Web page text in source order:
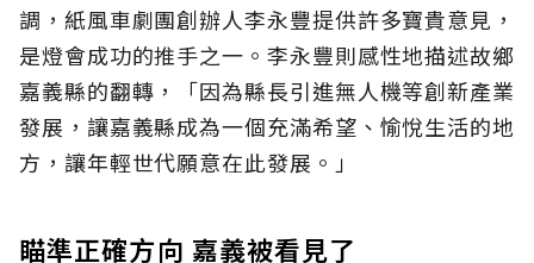
調，紙風車劇團創辦人李永豐提供許多寶貴意見，
是燈會成功的推手之一。李永豐則感性地描述故鄉
嘉義縣的翻轉，「因為縣長引進無人機等創新產業
發展，讓嘉義縣成為一個充滿希望、愉悅生活的地
方，讓年輕世代願意在此發展。」
瞄準正確方向 嘉義被看見了